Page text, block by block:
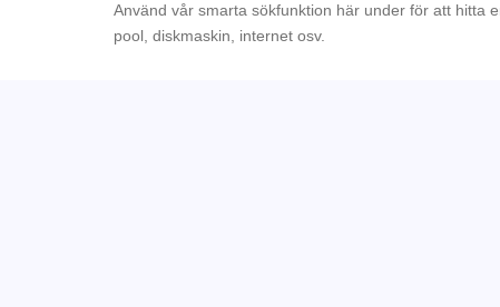
Använd vår smarta sökfunktion här under för att hitta
pool, diskmaskin, internet osv.